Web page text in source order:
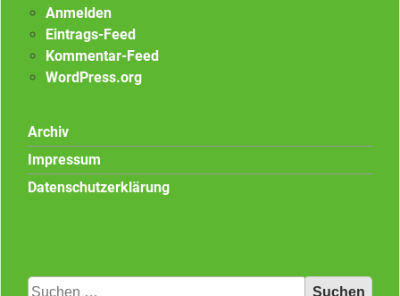
Anmelden
Eintrags-Feed
Kommentar-Feed
WordPress.org
Archiv
Impressum
Datenschutzerklärung
Suchen